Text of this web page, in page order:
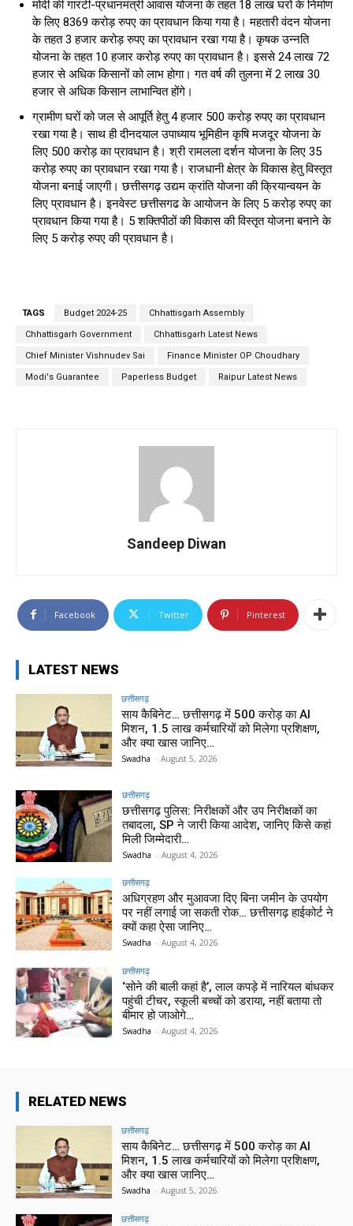
मोदी की गारंटी-प्रधानमंत्री आवास योजना के तहत 18 लाख घरों के निर्माण
के लिए 8369 करोड़ रुपए का प्रावधान किया गया है। महतारी वंदन योजना
के तहत 3 हजार करोड़ रुपए का प्रावधान रखा गया है। कृषक उन्नति
योजना के तहत 10 हजार करोड़ रुपए का प्रावधान है। इससे 24 लाख 72
हजार से अधिक किसानों को लाभ होगा। गत वर्ष की तुलना में 2 लाख 30
हजार से अधिक किसान लाभान्वित होंगे।
ग्रामीण घरों को जल से आपूर्ति हेतु 4 हजार 500 करोड़ रुपए का प्रावधान
रखा गया है। साथ ही दीनदयाल उपाध्याय भूमिहीन कृषि मजदूर योजना के
लिए 500 करोड़ का प्रावधान है। श्री रामलला दर्शन योजना के लिए 35
करोड़ रुपए का प्रावधान रखा गया है। राजधानी क्षेत्र के विकास हेतु विस्तृत
योजना बनाई जाएगी। छत्तीसगढ़ उद्यम क्रांति योजना की क्रियान्वयन के
लिए प्रावधान है। इनवेस्ट छत्तीसगढ के आयोजन के लिए 5 करोड़ रुपए का
प्रावधान किया गया है। 5 शक्तिपीठों की विकास की विस्तृत योजना बनाने के
लिए 5 करोड़ रुपए की प्रावधान है।
TAGS Budget 2024-25 Chhattisgarh Assembly
Chhattisgarh Government Chhattisgarh Latest News
Chief Minister Vishnudev Sai Finance Minister OP Choudhary
Modi's Guarantee Paperless Budget Raipur Latest News
Sandeep Diwan
Facebook Twitter Pinterest
LATEST NEWS
छत्तीसगढ़
साय कैबिनेट… छत्तीसगढ़ में 500 करोड़ का AI
मिशन, 1.5 लाख कर्मचारियों को मिलेगा प्रशिक्षण,
और क्या खास जानिए…
Swadha - August 5, 2026
छत्तीसगढ़
छत्तीसगढ़ पुलिस: निरीक्षकों और उप निरीक्षकों का
तबादला, SP ने जारी किया आदेश, जानिए किसे कहां
मिली जिम्मेदारी…
Swadha - August 4, 2026
छत्तीसगढ़
अधिग्रहण और मुआवजा दिए बिना जमीन के उपयोग
पर नहीं लगाई जा सकती रोक… छत्तीसगढ़ हाईकोर्ट ने
क्यों कहा ऐसा जानिए…
Swadha - August 4, 2026
छत्तीसगढ़
‘सोने की बाली कहां है’, लाल कपड़े में नारियल बांधकर
पहुंची टीचर, स्कूली बच्चों को डराया, नहीं बताया तो
बीमार हो जाओगे…
Swadha - August 4, 2026
RELATED NEWS
छत्तीसगढ़
साय कैबिनेट… छत्तीसगढ़ में 500 करोड़ का AI
मिशन, 1.5 लाख कर्मचारियों को मिलेगा प्रशिक्षण,
और क्या खास जानिए…
Swadha - August 5, 2026
छत्तीसगढ़